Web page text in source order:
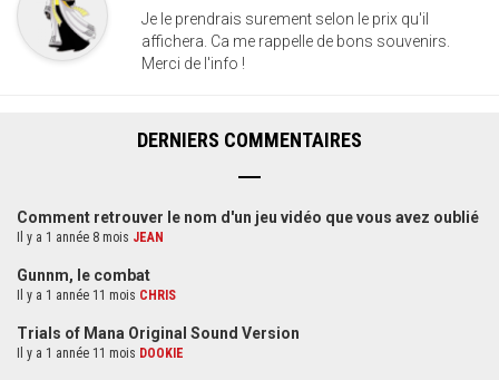
Je le prendrais surement selon le prix qu'il
affichera. Ca me rappelle de bons souvenirs.
Merci de l'info !
DERNIERS COMMENTAIRES
Comment retrouver le nom d'un jeu vidéo que vous avez oublié
Il y a 1 année 8 mois JEAN
Gunnm, le combat
Il y a 1 année 11 mois CHRIS
Trials of Mana Original Sound Version
Il y a 1 année 11 mois DOOKIE